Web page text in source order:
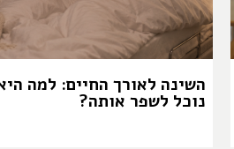
השינה לאורך החיים: למה
נוכל לשפר אותה?